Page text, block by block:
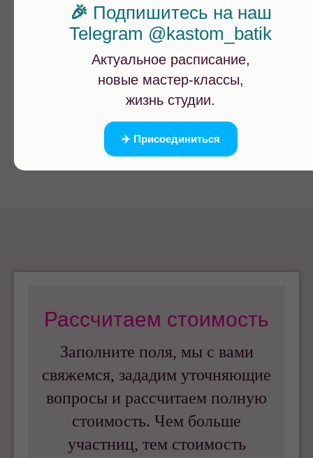
Рассчитаем стоимость
Заполните поля, мы с вами
свяжемся, зададим уточняющие
вопросы и рассчитаем полную
стоимость. Чем больше
участниц, тем стоимость
🎉 Подпишитесь на наш
Telegram @kastom_batik
Актуальное расписание,
новые мастер-классы,
жизнь студии.
✈️ Присоединиться